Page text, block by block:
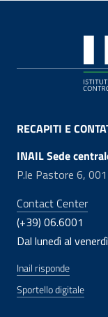
RECAPITI E
INAIL Sede
P.le Pastore 6,
Contact Center
(+39) 06.6001
Dal lunedì al
Inail risponde
Sportello digitale